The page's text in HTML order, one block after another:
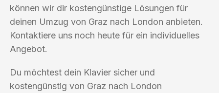
können wir dir kostengünstige Lösungen für
deinen Umzug von Graz nach London anbieten.
Kontaktiere uns noch heute für ein individuelles
Angebot.
Du möchtest dein Klavier sicher und
kostengünstig von Graz nach London